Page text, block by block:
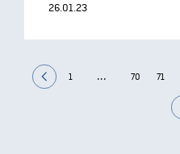
26.01.23
1 ... 70 71